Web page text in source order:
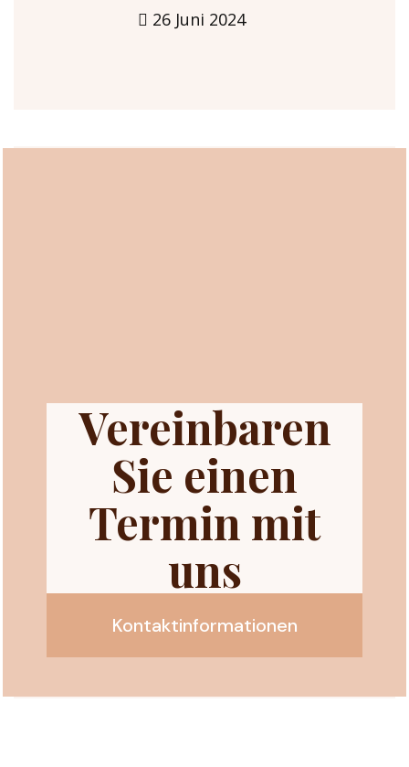
26 Juni 2024
Vereinbaren
Sie einen
Termin mit
uns
Kontaktinformationen